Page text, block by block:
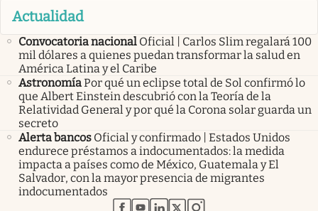
Actualidad
Convocatoria nacional Oficial | Carlos Slim regalará 100
mil dólares a quienes puedan transformar la salud en
América Latina y el Caribe
AstronomíaPor qué un eclipse total de Sol confirmó lo
que Albert Einstein descubrió con la Teoría de la
Relatividad General y por qué la Corona solar guarda un
secreto
Alerta bancos Oficial y confirmado | Estados Unidos
endurece préstamos a indocumentados: la medida
impacta a países como de México, Guatemala y El
Salvador, con la mayor presencia de migrantes
indocumentados
abre en nueva pestaña
abre en nueva pestaña
abre en nueva pestaña
abre en nueva pestaña
abre en nueva pestaña